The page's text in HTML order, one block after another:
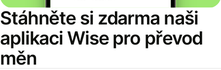
Stáhněte si zdarma naši
aplikaci Wise pro převod
měn